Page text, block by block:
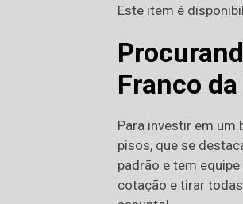
Este item é
Franco
Para investir em um
pisos, que se
padrão e tem
cotação e tirar